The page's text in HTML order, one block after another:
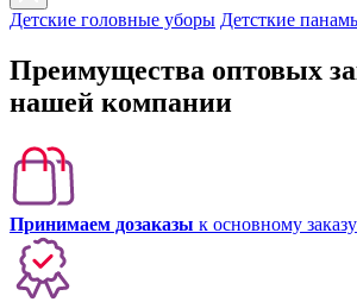
Детские головные уборы Детсткие
Преимущества оптовых
нашей компании
Принимаем дозаказы к основному заказу